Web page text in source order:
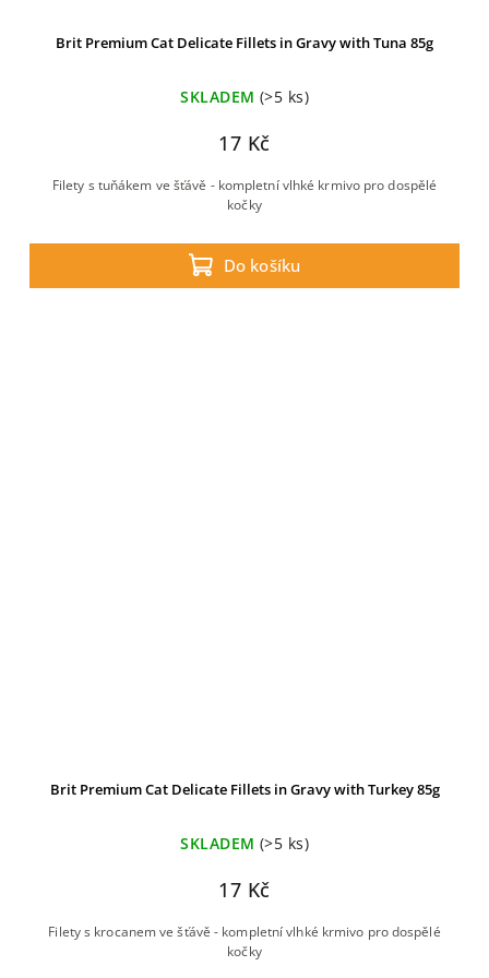
Brit Premium Cat Delicate Fillets in Gravy with Tuna 85g
SKLADEM (>5 ks)
17 Kč
Do košíku
Filety s tuňákem ve šťávě - kompletní vlhké krmivo pro dospělé
kočky
Brit Premium Cat Delicate Fillets in Gravy with Turkey 85g
SKLADEM (>5 ks)
17 Kč
Filety s krocanem ve šťávě - kompletní vlhké krmivo pro dospělé
kočky